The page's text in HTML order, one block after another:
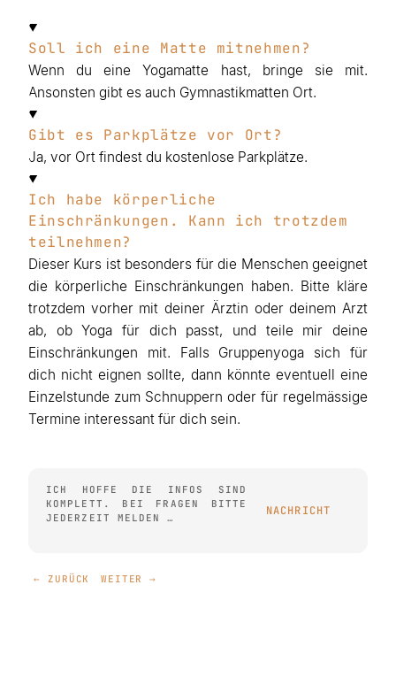
Soll ich eine Matte mitnehmen?
Wenn du eine Yogamatte hast, bringe sie mit.
Ansonsten gibt es auch Gymnastikmatten Ort.
Gibt es Parkplätze vor Ort?
Ja, vor Ort findest du kostenlose Parkplätze.
Ich habe körperliche
Einschränkungen. Kann ich trotzdem
teilnehmen?
Dieser Kurs ist besonders für die Menschen geeignet
die körperliche Einschränkungen haben. Bitte kläre
trotzdem vorher mit deiner Ärztin oder deinem Arzt
ab, ob Yoga für dich passt, und teile mir deine
Einschränkungen mit. Falls Gruppenyoga sich für
dich nicht eignen sollte, dann könnte eventuell eine
Einzelstunde zum Schnuppern oder für regelmässige
Termine interessant für dich sein.
ICH HOFFE DIE INFOS SIND
KOMPLETT. BEI FRAGEN BITTE
JEDERZEIT MELDEN …
NACHRICHT
← ZURÜCK WEITER →